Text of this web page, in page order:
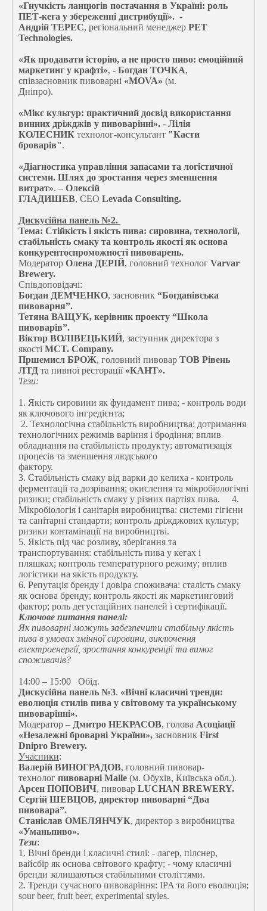
«Гнучкість ланцюгів постачання в Україні: роль
ПЕТ-кега у збереженні дистрибуції». -
Андрій ТЕРЕС, регіональний менеджер PET
Technologies.
«Як продавати історію, а не просто пиво: емоційний
маркетинг у крафті», - Богдан ТОЧКА,
співзасновник пивоварні «MOVA» (м.
Дніпро).
«Мікс культур: практичний досвід використання
винних дріжджів у пивоварінні». - Лілія
КОЛЕСНИК технолог-консультант "Касти
броварів".
«Діагностика управління запасами та логістичної
системи. Шлях до зростання через зменшення
витрат». – Олексій
ГЛАДИШЕВ, CEO Levada Consulting.
Дискусійна панель №2.
Тема: Стійкість і якість пива: сировина, технології,
стабільність смаку та контроль якості як основа
конкурентоспроможності пивоварень.
Модератор Олена ДЕРІЙ, головний технолог Varvar
Brewery.
Співдоповідачі:
Богдан ДЕМЧЕНКО, засновник “Богданівська
пивоварня”.
Тетяна ВАЩУК, керівник проекту “Школа
пивоварів”.
Віктор ВОЛІВЕЦЬКИЙ, заступник директора з
якості MCT. Company.
Пршемисл БРОЖ, головний пивовар ТОВ Рівень
ЛТД та пивної ресторації «КАНТ».
Тези:
1. Якість сировини як фундамент пива; - контроль води
як ключового інгредієнта;
2. Технологічна стабільність виробництва: дотримання
технологічних режимів варіння і бродіння; вплив
обладнання на стабільність продукту; автоматизація
процесів та зменшення людського
фактору.
3. Стабільність смаку від варки до келиха - контроль
ферментації та дозрівання; окислення та мікробіологічні
ризики; стабільність смаку у різних партіях пива. 4.
Мікробіологія і санітарія виробництва: системи гігієни
та санітарні стандарти; контроль дріжджових культур;
ризики контамінації на виробництві.
5. Якість під час розливу, зберігання та
транспортування: стабільність пива у кегах і
пляшках; контроль температурного режиму; вплив
логістики на якість продукту.
6. Репутація бренду і довіра споживача: сталість смаку
як основа бренду; контроль якості як маркетинговий
фактор; роль дегустаційних панелей і сертифікації.
Ключове питання панелі:
Як пивоварні можуть забезпечити стабільну якість
пива в умовах змінної сировини, виключення
електроенергії, зростання конкуренції та вимог
споживачів?
14:00 – 15:00 Обід.
Дискусійна панель №3. «Вічні класичні тренди:
еволюція стилів пива у світовому та українському
пивоварінні».
Модератор – Дмитро НЕКРАСОВ, голова Асоціації
«Незалежні броварні України», засновник First
Dnipro Brewery.
Учасники:
Валерій ВИНОГРАДОВ, головний пивовар-
технолог пивоварні Malle (м. Обухів, Київська обл.).
Арсен ПОПОВИЧ, пивовар LUCHAN BREWERY.
Сергій ШЕВЦОВ, директор пивоварні “Два
пивовара”.
Станіслав ОМЕЛЯНЧУК, директор з виробництва
«Уманьпиво».
Тези:
1. Вічні бренди і класичні стилі: - лагер, пілснер,
вайсбір як основа світового крафту; - чому класичні
бренди залишаються стабільними століттями.
2. Тренди сучасного пивоваріння: IPA та його еволюція;
sour beer, fruit beer, experimental styles.